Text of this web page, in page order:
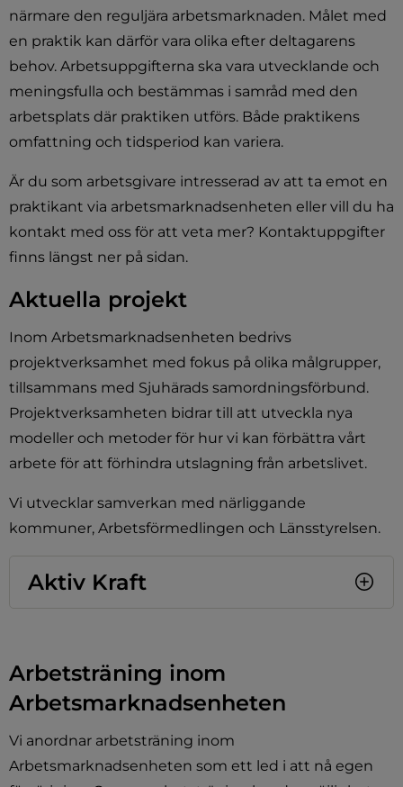
närmare den reguljära arbetsmarknaden. Målet med
en praktik kan därför vara olika efter deltagarens
behov. Arbetsuppgifterna ska vara utvecklande och
meningsfulla och bestämmas i samråd med den
arbetsplats där praktiken utförs. Både praktikens
omfattning och tidsperiod kan variera.
Är du som arbetsgivare intresserad av att ta emot en
praktikant via arbetsmarknadsenheten eller vill du ha
kontakt med oss för att veta mer? Kontaktuppgifter
finns längst ner på sidan.
Aktuella projekt
Inom Arbetsmarknadsenheten bedrivs
projektverksamhet med fokus på olika målgrupper,
tillsammans med Sjuhärads samordningsförbund.
Projektverksamheten bidrar till att utveckla nya
modeller och metoder för hur vi kan förbättra vårt
arbete för att förhindra utslagning från arbetslivet.
Vi utvecklar samverkan med närliggande
kommuner, Arbetsförmedlingen och Länsstyrelsen.
Aktiv Kraft
Arbetsträning inom
Arbetsmarknadsenheten
Vi anordnar arbetsträning inom
Arbetsmarknadsenheten som ett led i att nå egen